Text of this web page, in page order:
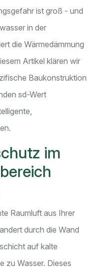
ist groß - und
in der
die Wärmedämmung
Artikel klären wir
Baukonstruktion
sd-Wert
im
Raumluft aus Ihrer
durch die Wand
auf kalte
zu Wasser. Dieses